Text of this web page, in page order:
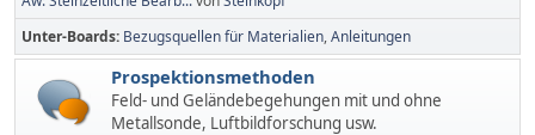
Unter-Boards Bezugsquellen für Materialien Anleitungen
Prospektionsmethoden
Feld- und Geländebegehungen mit und ohne
Metallsonde, Luftbildforschung usw.